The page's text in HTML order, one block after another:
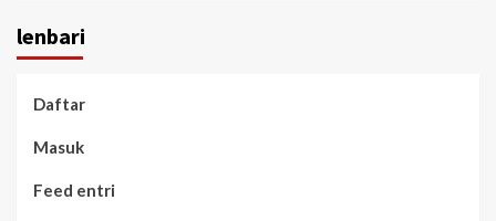
lenbari
Daftar
Masuk
Feed entri